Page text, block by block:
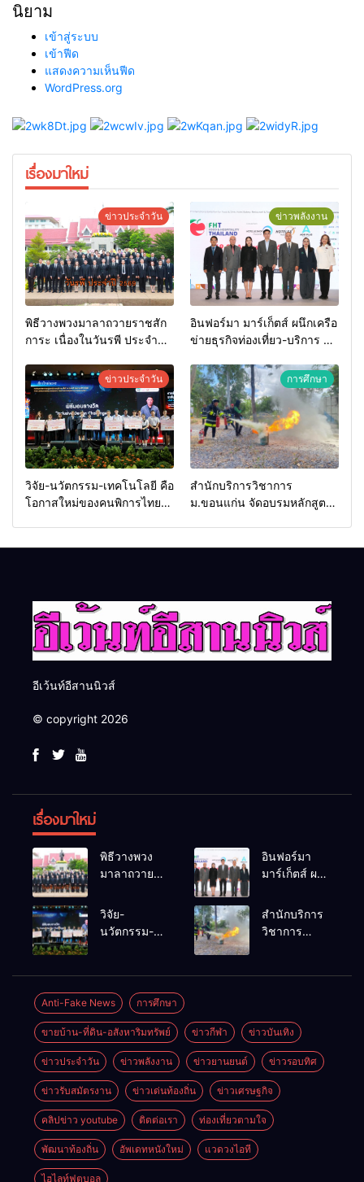
นิยาม
เข้าสู่ระบบ
เข้าฟีด
แสดงความเห็นฟีด
WordPress.org
เรื่องมาใหม่
ข่าวประจำวัน
พิธีวางพวงมาลาถวายราชสัก
การะ เนื่องในวันรพี ประจำปี
วันรพี เพื่อเชื่อมความสัมพันธ์
อันดีของหน่วยงานใน
กระบวนการยุติธรรม
ข่าวพลังงาน
อินฟอร์มา มาร์เก็ตส์ ผนึกเครือ
ข่ายธุรกิจท่องเที่ยว-บริการ จัด
2026 เชื่อม 4 งานใหญ่ สร้าง
โอกาสธุรกิจครบวงจร ด้วย
ครับ
ข่าวประจำวัน
วิจัย-นวัตกรรม-เทคโนโลยี คือ
โอกาสใหม่ของคนพิการไทย
การศึกษา
สำนักบริการวิชาการ
ม.ขอนแก่น จัดอบรมหลักสูตร
อีเว้นท์อีสานนิวส์
© copyright 2026
เรื่องมาใหม่
พิธีวางพวง
มาลาถวาย
เนื่องในวันรพี
ประจำปี
ฟุตบอลวันรพี
เพื่อเชื่อม
ความสัมพันธ์
อันดีของ
หน่วยงานใน
กระบวนการ
ยุติธรรม
อินฟอร์มา
มาร์เก็ตส์ ผนึก
ธุรกิจท่อง
เที่ยว-บริการ
Thailand
สร้างโอกาส
ธุรกิจครบ
วงจร ด้วยครับ
วิจัย-
นวัตกรรม-
ไทย และพลัง
ขับเคลื่อน
เศรษฐกิจ
ประเทศ
สำนักบริการ
วิชาการ
ศักยภาพเจ้า
หน้าที่ท้องถิ่น
รับมืออัคคีภัย
ตามมาตรฐาน
สากล
Anti-Fake News การศึกษา
ขายบ้าน-ที่ดิน-อสังหาริมทรัพย์ ข่าวกีฬา ข่าวบันเทิง
ข่าวประจำวัน ข่าวพลังงาน ข่าวยานยนต์ ข่าวรอบทิศ
ข่าวรับสมัตรงาน ข่าวเด่นท้องถิ่น ข่าวเศรษฐกิจ
คลิปข่าว youtube ติดต่อเรา ท่องเที่ยวตามใจ
พัฒนาท้องถิ่น อัพเดทหนังใหม่ แวดวงไอที
ไฮไลท์ฟุตบอล